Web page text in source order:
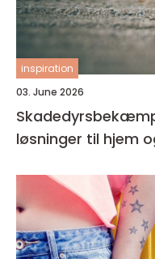
inspiration
03. June 2026
løsninger til hjem